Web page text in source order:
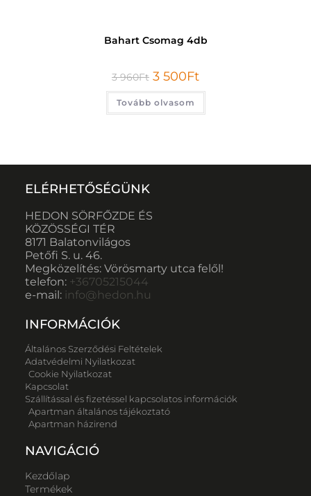
Bahart Csomag 4db
3 960Ft 3 500Ft
Tovább olvasom
ELÉRHETŐSÉGÜNK
HEDON SÖRFŐZDE ÉS
KÖZÖSSÉGI TÉR
8171 Balatonvilágos
Petőfi S. u. 46.
Megközelítés: Vörösmarty utca felől!
telefon: +36705215044
e-mail: info@hedon.hu
INFORMÁCIÓK
Általános Szerződési Feltételek
Adatvédelmi Nyilatkozat
Cookie Nyilatkozat
Kapcsolat
Szállítással és fizetéssel kapcsolatos információk
Apartman általános tájékoztató
Apartman házirend
NAVIGÁCIÓ
Kezdőlap
Termékek